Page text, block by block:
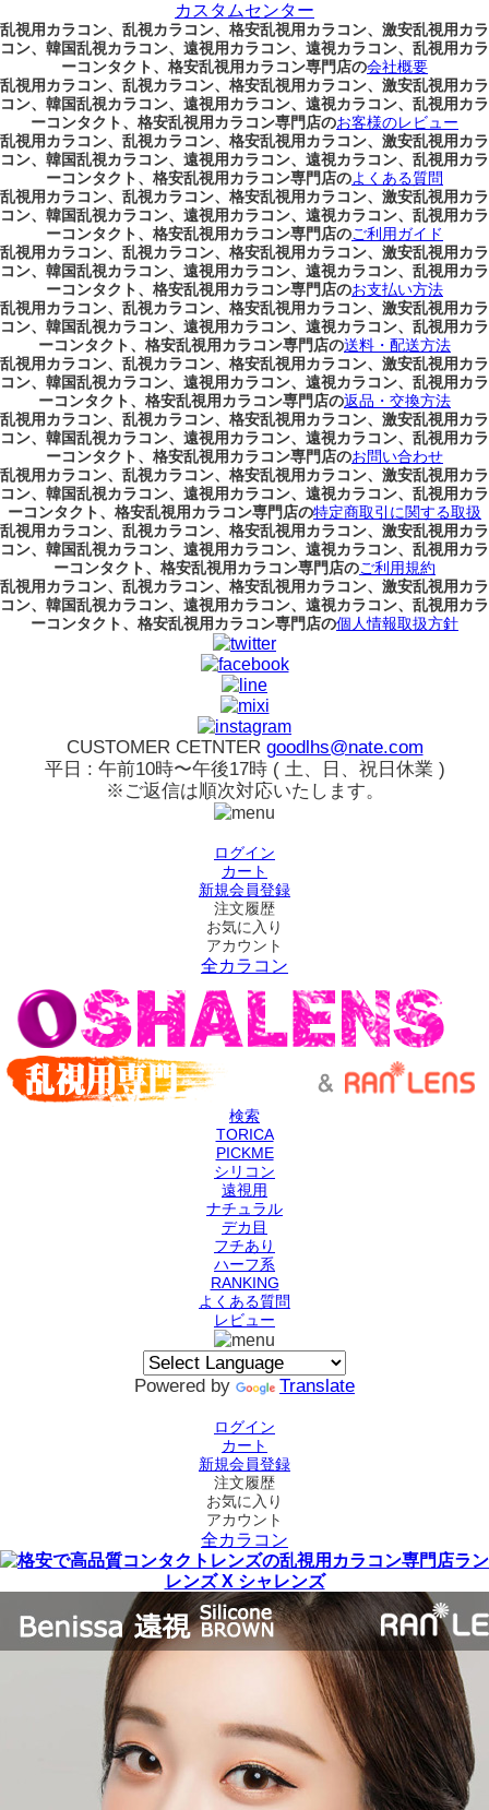
カスタムセンター
乱視用カラコン、乱視カラコン、格安乱視用カラコン、激安乱視用カラ
コン、韓国乱視カラコン、遠視用カラコン、遠視カラコン、乱視用カラ
ーコンタクト、格安乱視用カラコン専門店の会社概要
乱視用カラコン、乱視カラコン、格安乱視用カラコン、激安乱視用カラ
コン、韓国乱視カラコン、遠視用カラコン、遠視カラコン、乱視用カラ
ーコンタクト、格安乱視用カラコン専門店のお客様のレビュー
乱視用カラコン、乱視カラコン、格安乱視用カラコン、激安乱視用カラ
コン、韓国乱視カラコン、遠視用カラコン、遠視カラコン、乱視用カラ
ーコンタクト、格安乱視用カラコン専門店のよくある質問
乱視用カラコン、乱視カラコン、格安乱視用カラコン、激安乱視用カラ
コン、韓国乱視カラコン、遠視用カラコン、遠視カラコン、乱視用カラ
ーコンタクト、格安乱視用カラコン専門店のご利用ガイド
乱視用カラコン、乱視カラコン、格安乱視用カラコン、激安乱視用カラ
コン、韓国乱視カラコン、遠視用カラコン、遠視カラコン、乱視用カラ
ーコンタクト、格安乱視用カラコン専門店のお支払い方法
乱視用カラコン、乱視カラコン、格安乱視用カラコン、激安乱視用カラ
コン、韓国乱視カラコン、遠視用カラコン、遠視カラコン、乱視用カラ
ーコンタクト、格安乱視用カラコン専門店の送料・配送方法
乱視用カラコン、乱視カラコン、格安乱視用カラコン、激安乱視用カラ
コン、韓国乱視カラコン、遠視用カラコン、遠視カラコン、乱視用カラ
ーコンタクト、格安乱視用カラコン専門店の返品・交換方法
乱視用カラコン、乱視カラコン、格安乱視用カラコン、激安乱視用カラ
コン、韓国乱視カラコン、遠視用カラコン、遠視カラコン、乱視用カラ
ーコンタクト、格安乱視用カラコン専門店のお問い合わせ
乱視用カラコン、乱視カラコン、格安乱視用カラコン、激安乱視用カラ
コン、韓国乱視カラコン、遠視用カラコン、遠視カラコン、乱視用カラ
ーコンタクト、格安乱視用カラコン専門店の特定商取引に関する取扱
乱視用カラコン、乱視カラコン、格安乱視用カラコン、激安乱視用カラ
コン、韓国乱視カラコン、遠視用カラコン、遠視カラコン、乱視用カラ
ーコンタクト、格安乱視用カラコン専門店のご利用規約
乱視用カラコン、乱視カラコン、格安乱視用カラコン、激安乱視用カラ
コン、韓国乱視カラコン、遠視用カラコン、遠視カラコン、乱視用カラ
ーコンタクト、格安乱視用カラコン専門店の個人情報取扱方針
CUSTOMER CETNTER goodlhs@nate.com
平日 : 午前10時〜午後17時 ( 土、日、祝日休業 )
※ご返信は順次対応いたします。
ログイン
カート
新規会員登録
注文履歴
お気に入り
アカウント
全カラコン
検索
TORICA
PICKME
シリコン
遠視用
ナチュラル
デカ目
フチあり
ハーフ系
RANKING
よくある質問
レビュー
Powered by Translate
ログイン
カート
新規会員登録
注文履歴
お気に入り
アカウント
全カラコン